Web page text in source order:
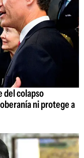
del colapso
ni protege a